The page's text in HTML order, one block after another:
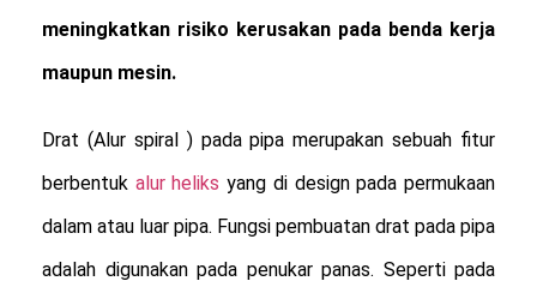
meningkatkan risiko kerusakan pada benda kerja
maupun mesin.
Drat (Alur spiral ) pada pipa merupakan sebuah fitur
berbentuk alur heliksyang di design pada permukaan
dalam atau luar pipa. Fungsi pembuatan drat pada pipa
adalah digunakan pada penukar panas. Seperti pada